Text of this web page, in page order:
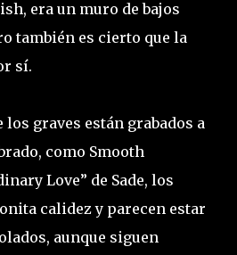
era un muro de bajos
también es cierto que la
sí.
graves están grabados a
como Smooth
Love” de Sade, los
calidez y parecen estar
aunque siguen